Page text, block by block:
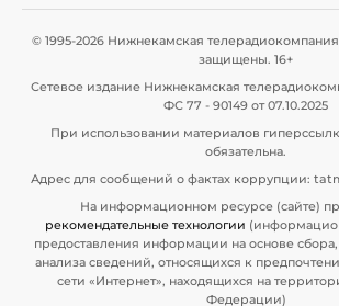
© 1995-2026 Нижнекамская
защищены. 16+
Сетевое издание Нижнекамская
ФС 77 - 90149 от 07.10.2025
При использовании материалов
обязательна.
Адрес для сообщений о фактах коррупции:
На информационном ресурсе (сайте)
рекомендательные технологии
предоставления информации на основе
анализа сведений, относящихся к
сети «Интернет», находящихся на
Федерации)